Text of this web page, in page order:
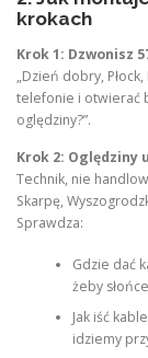
krokach
Krok 1: Dzwonisz
„Dzień dobry,
telefonie i otwierać
oględziny?”.
Krok 2: Oględziny
Technik, nie
Skarpę,
Sprawdza:
Gdzie dać
żeby
Jak iść
idziemy